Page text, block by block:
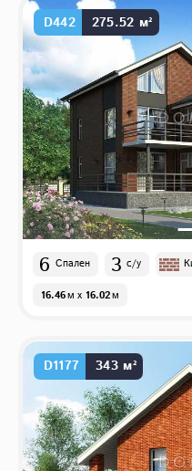
D442 275.52 м²
6 Спален 3 с/у
16.46м x 16.02м
D1177 343 м²